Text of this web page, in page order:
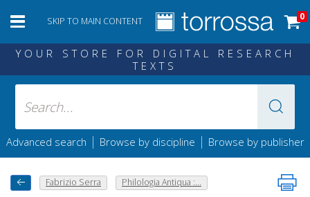
SKIP TO MAIN CONTENT 0
YOUR STORE FOR DIGITAL RESEARCH
TEXTS
Advanced search | Browse by discipline | Browse by publisher
Fabrizio Serra Philologia Antiqua :...